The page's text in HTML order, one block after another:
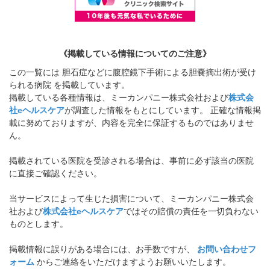
《掲載している情報についてのご注意》
この一覧には 胆石症などに腹腔鏡下手術による胆嚢摘出術が受け
られる病院 を掲載しています。
掲載している各種情報は、ミーカンパニー株式会社および株式会
社eヘルスケアが調査した情報をもとにしています。 正確な情報掲
載に努めておりますが、内容を完全に保証するものではありませ
ん。
掲載されている医院を受診される場合は、事前に必ず該当の医院
に直接ご確認ください。
当サービスによって生じた損害について、ミーカンパニー株式会
社および株式会社eヘルスケアではその賠償の責任を一切負わない
ものとします。
掲載情報に誤りがある場合には、お手数ですが、 お問い合わせフ
ォーム からご連絡をいただけますようお願いいたします。